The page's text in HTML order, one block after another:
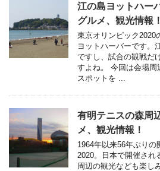
江の島ヨットハー
グルメ、観光情報！
東京オリンピック2020
ヨットハーバーです。
ですし、試合の観戦だ
すよね。 今回は会場
スポットを ...
有明テニスの森周
メ、観光情報！
1964年以来56年ぶりの
2020。日本で開催され
周辺の観光なども楽し